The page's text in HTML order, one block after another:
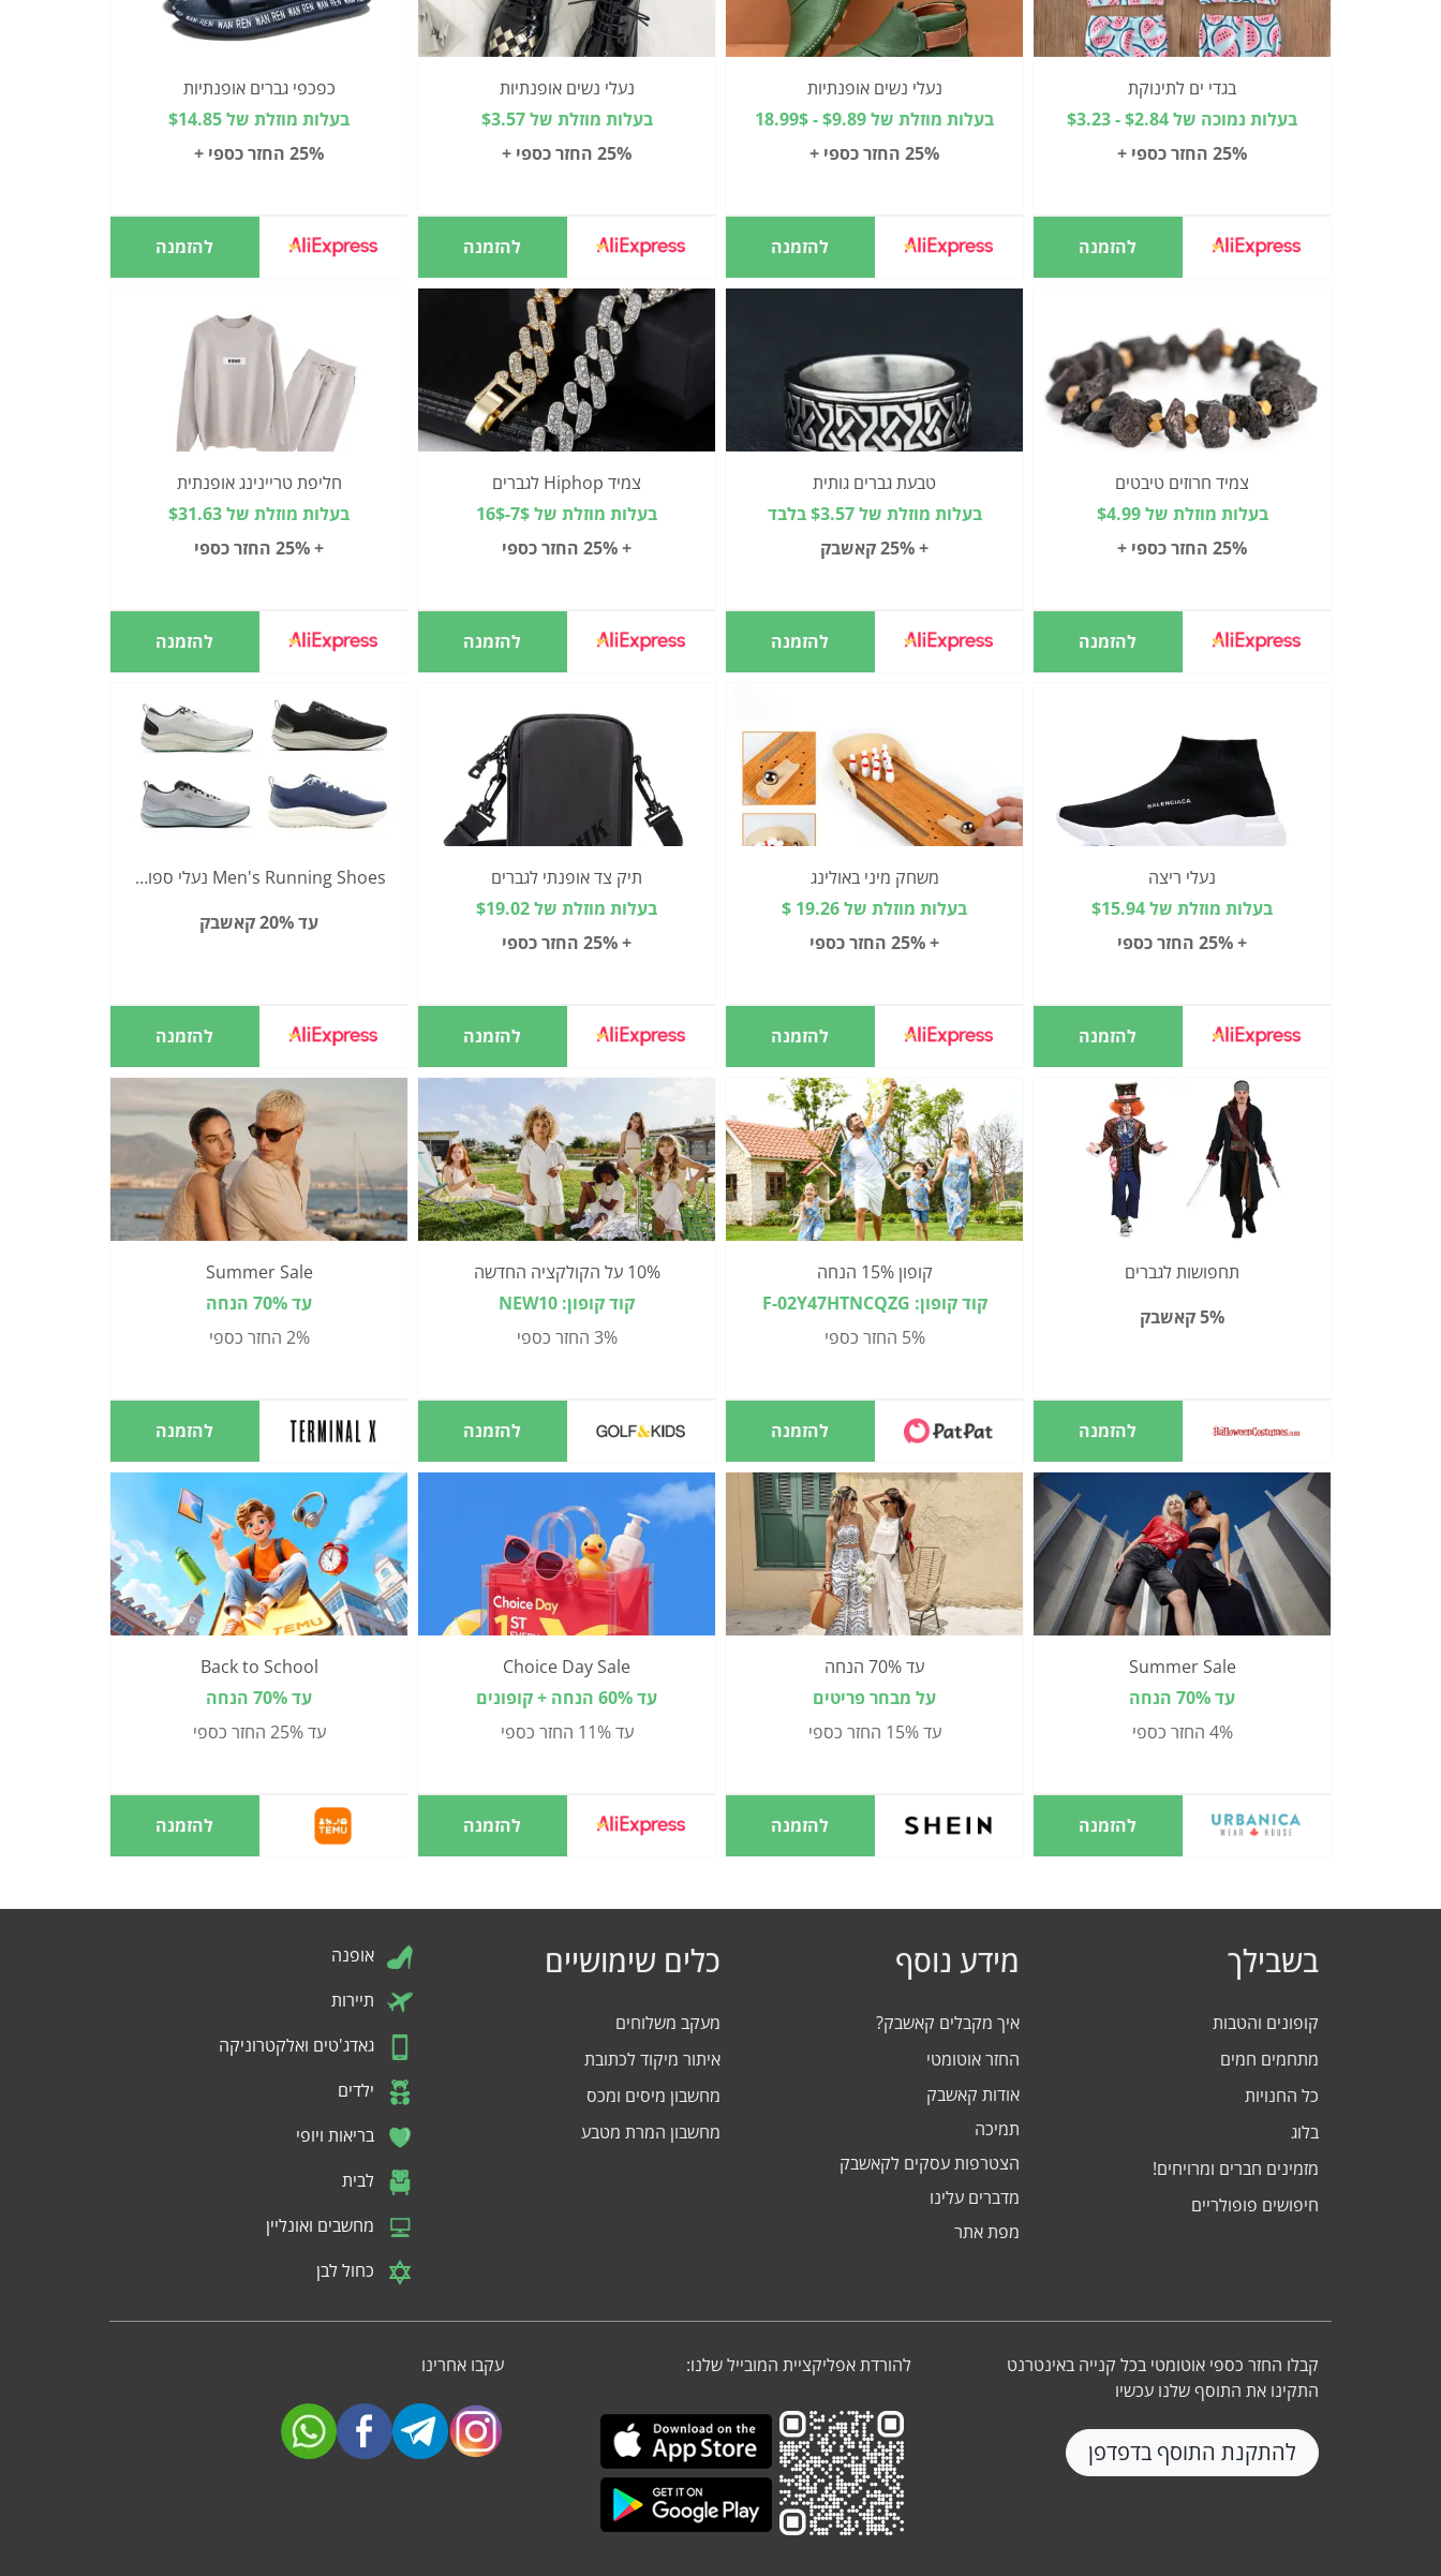
בגדי ים לתינוקת
בעלות נמוכה של $2.84 - $3.23
25% החזר כספי +
להזמנה
נעלי נשים אופנתיות
בעלות מוזלת של $9.89 - 18.99$
25% החזר כספי +
להזמנה
נעלי נשים אופנתיות
בעלות מוזלת של $3.57
25% החזר כספי +
להזמנה
כפכפי גברים אופנתיות
בעלות מוזלת של $14.85
25% החזר כספי +
להזמנה
צמיד חרוזים טיבטים
בעלות מוזלת של $4.99
25% החזר כספי +
להזמנה
טבעת גברים גותית
בעלות מוזלת של $3.57 בלבד
+ 25% קאשבק
להזמנה
צמיד Hiphop לגברים
בעלות מוזלת של 7$-16$
+ 25% החזר כספי
להזמנה
חליפת טריינינג אופנתית
בעלות מוזלת של $31.63
+ 25% החזר כספי
להזמנה
נעלי ריצה
בעלות מוזלת של $15.94
+ 25% החזר כספי
להזמנה
משחק מיני באולינג
בעלות מוזלת של 19.26 $
+ 25% החזר כספי
להזמנה
תיק צד אופנתי לגברים
בעלות מוזלת של $19.02
+ 25% החזר כספי
להזמנה
Men's Running Shoes נעלי ספורט
עד 20% קאשבק
להזמנה
תחפושות לגברים
5% קאשבק
להזמנה
קופון 15% הנחה
קוד קופון: F-02Y47HTNCQZG
5% החזר כספי
להזמנה
10% על הקולקציה החדשה
קוד קופון: NEW10
3% החזר כספי
להזמנה
Summer Sale
עד 70% הנחה
2% החזר כספי
להזמנה
Summer Sale
עד 70% הנחה
4% החזר כספי
להזמנה
עד 70% הנחה
על מבחר פריטים
עד 15% החזר כספי
להזמנה
Choice Day Sale
עד 60% הנחה + קופונים
עד 11% החזר כספי
להזמנה
Back to School
עד 70% הנחה
עד 25% החזר כספי
להזמנה
בשבילך
קופונים והטבות
מתחמים חמים
כל החנויות
בלוג
מזמינים חברים ומרויחים!
חיפושים פופולריים
מידע נוסף
איך מקבלים קאשבק?
החזר אוטומטי
אודות קאשבק
תמיכה
הצטרפות עסקים לקאשבק
מדברים עלינו
מפת אתר
כלים שימושיים
מעקב משלוחים
איתור מיקוד לכתובת
מחשבון מיסים ומכס
מחשבון המרת מטבע
אופנה
תיירות
גאדג'טים ואלקטרוניקה
ילדים
בריאות ויופי
לבית
מחשבים ואונליין
כחול לבן
קבלו החזר כספי אוטומטי בכל קנייה באינטרנט
התקינו את התוסף שלנו עכשיו
להתקנת התוסף בדפדפן
להורדת אפליקציית המובייל שלנו: עקבו אחרינו